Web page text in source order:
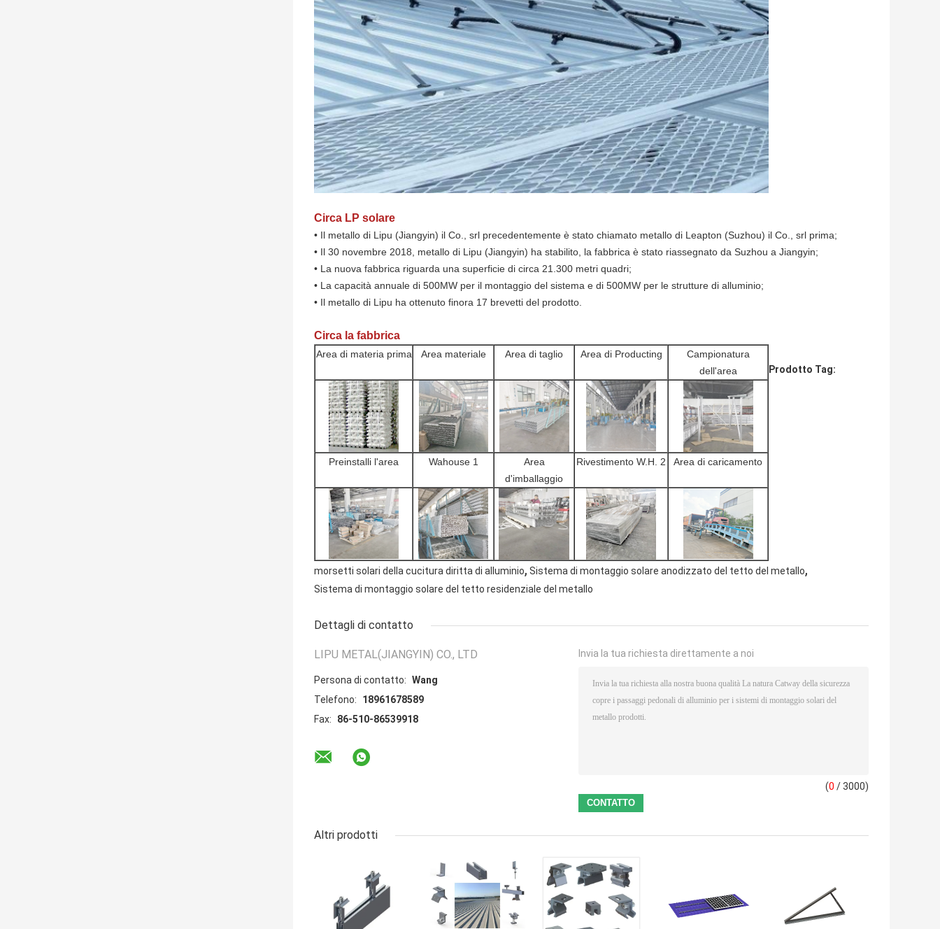
Circa LP solare
• Il metallo di Lipu (Jiangyin) il Co., srl precedentemente è stato chiamato metallo di Leapton (Suzhou) il Co., srl prima;
• Il 30 novembre 2018, metallo di Lipu (Jiangyin) ha stabilito, la fabbrica è stato riassegnato da Suzhou a Jiangyin;
• La nuova fabbrica riguarda una superficie di circa 21.300 metri quadri;
• La capacità annuale di 500MW per il montaggio del sistema e di 500MW per le strutture di alluminio;
• Il metallo di Lipu ha ottenuto finora 17 brevetti del prodotto.
Circa la fabbrica
Area di materia prima Area materiale Area di taglio Area di Producting
Campionatura
dell'area
Preinstalli l'area Wahouse 1
Area
d'imballaggio
Rivestimento W.H. 2 Area di caricamento
Prodotto Tag:
morsetti solari della cucitura diritta di alluminio, Sistema di montaggio solare anodizzato del tetto del metallo,
Sistema di montaggio solare del tetto residenziale del metallo
Dettagli di contatto
LIPU METAL(JIANGYIN) CO., LTD
Persona di contatto: Wang
Telefono:
18961678589
Fax:
86-510-86539918
Invia la tua richiesta direttamente a noi
(0 / 3000)
Altri prodotti